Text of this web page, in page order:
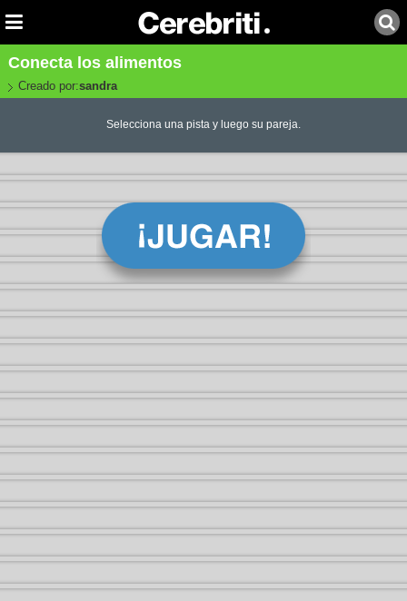
Conecta los alimentos
Creado por:sandra
Selecciona una pista y luego su pareja.